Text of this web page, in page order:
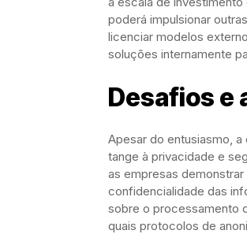
poderá impulsionar
licenciar modelos
soluções internamente
Desafios e
Apesar do entusiasmo,
tange à privacidade e
as empresas
confidencialidade das
sobre o processamento
quais protocolos de